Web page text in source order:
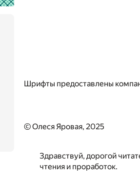
Шрифты предоставлены
© Олеся Яровая, 2025
Здравствуй, дорогой
чтения и проработок.